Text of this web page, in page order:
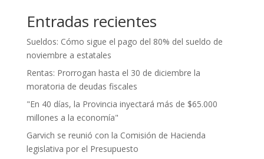
Entradas recientes
Sueldos: Cómo sigue el pago del 80% del sueldo de
noviembre a estatales
Rentas: Prorrogan hasta el 30 de diciembre la
moratoria de deudas fiscales
"En 40 días, la Provincia inyectará más de $65.000
millones a la economía"
Garvich se reunió con la Comisión de Hacienda
legislativa por el Presupuesto